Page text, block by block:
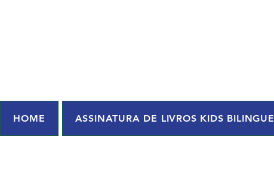
HOME ASSINATURA DE LIVROS KIDS BILINGUE